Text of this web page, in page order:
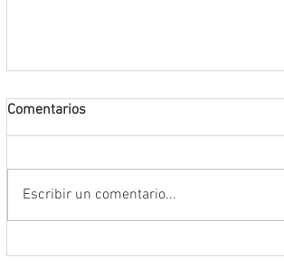
Comentarios
Escribir un comentario...